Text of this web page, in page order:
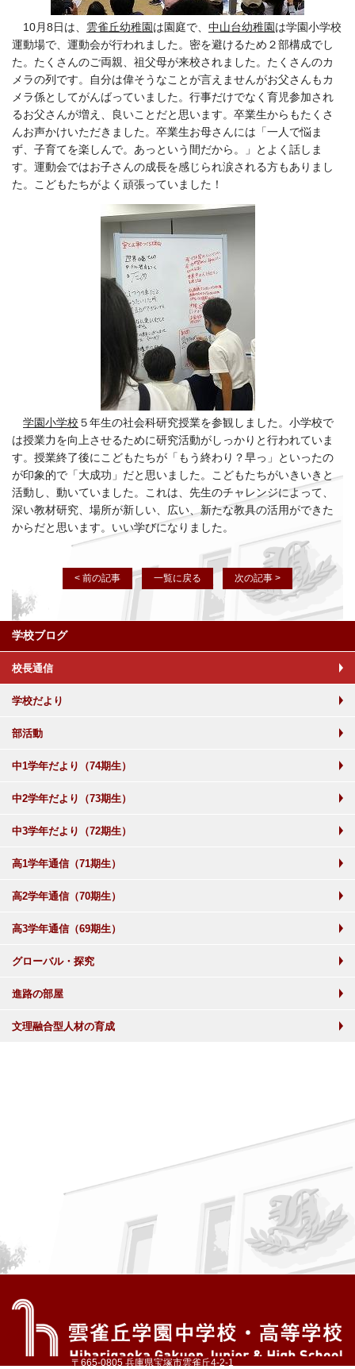
10月8日は、 雲雀丘幼稚園は園庭で、 中山台幼稚園は学園小学校
運動場で、運動会が行われました。密を避けるため２部構成でし
た。たくさんのご両親、祖父母が来校されました。たくさんのカ
メラの列です。自分は偉そうなことが言えませんがお父さんもカ
メラ係としてがんばっていました。行事だけでなく育児参加され
るお父さんが増え、良いことだと思います。卒業生からもたくさ
んお声かけいただきました。卒業生お母さんには「一人で悩ま
ず、子育てを楽しんで。あっという間だから。」とよく話しま
す。運動会ではお子さんの成長を感じられ涙される方もありまし
た。こどもたちがよく頑張っていました！
学園小学校 ５年生の社会科研究授業を参観しました。小学校で
は授業力を向上させるために研究活動がしっかりと行われていま
す。授業終了後にこどもたちが「もう終わり？早っ」といったの
が印象的で「大成功」だと思いました。こどもたちがいきいきと
活動し、動いていました。これは、先生のチャレンジによって、
深い教材研究、場所が新しい、広い、新たな教具の活用ができた
からだと思います。いい学びになりました。
< 前の記事 一覧に戻る 次の記事 >
学校ブログ
校長通信
学校だより
部活動
中1学年だより（74期生）
中2学年だより（73期生）
中3学年だより（72期生）
高1学年通信（71期生）
高2学年通信（70期生）
高3学年通信（69期生）
グローバル・探究
進路の部屋
文理融合型人材の育成
〒665-0805 兵庫県宝塚市雲雀丘4-2-1